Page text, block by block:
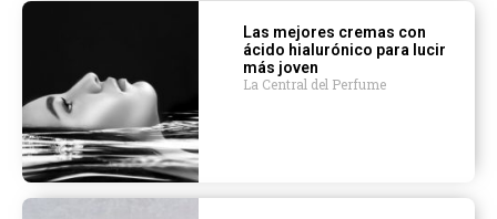
Las mejores cremas con
ácido hialurónico para lucir
más joven
La Central del Perfume